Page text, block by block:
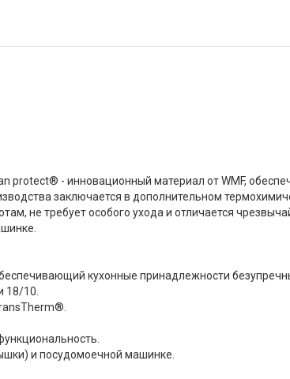
protect® - инновационный материал от WMF,
заключается в дополнительном
не требует особого ухода и отличается
кухонные принадлежности
18/10.
и посудомоечной машинке.